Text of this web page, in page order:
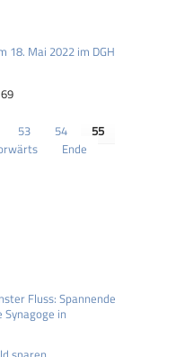
Mai 2022 im DGH
53 54
55
Ende
Fluss: Spannende
in